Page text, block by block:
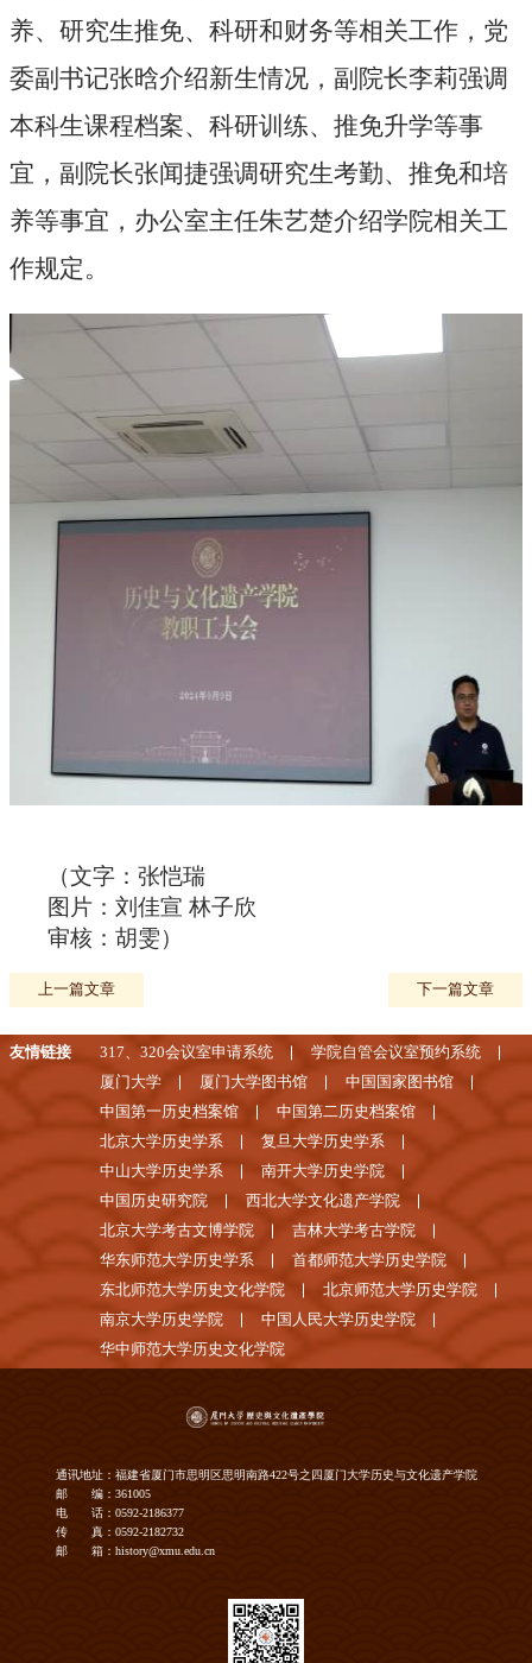
养、研究生推免、科研和财务等相关工作，党
委副书记张晗介绍新生情况，副院长李莉强调
本科生课程档案、科研训练、推免升学等事
宜，副院长张闻捷强调研究生考勤、推免和培
养等事宜，办公室主任朱艺楚介绍学院相关工
作规定。
（文字：张恺瑞
图片：刘佳宣 林子欣
审核：胡雯）
上一篇文章 下一篇文章
友情链接 317、320会议室申请系统
学院自管会议室预约系统
厦门大学
厦门大学图书馆
中国国家图书馆
中国第一历史档案馆
中国第二历史档案馆
北京大学历史学系
复旦大学历史学系
中山大学历史学系
南开大学历史学院
中国历史研究院
西北大学文化遗产学院
北京大学考古文博学院
吉林大学考古学院
华东师范大学历史学系
首都师范大学历史学院
东北师范大学历史文化学院
北京师范大学历史学院
南京大学历史学院
中国人民大学历史学院
华中师范大学历史文化学院
通讯地址：福建省厦门市思明区思明南路422号之四厦门大学历史与文化遗产学院
邮 编：361005
电 话：0592-2186377
传 真：0592-2182732
邮 箱：history@xmu.edu.cn